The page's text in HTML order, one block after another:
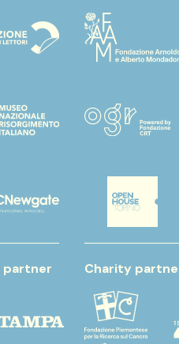
partner Charity